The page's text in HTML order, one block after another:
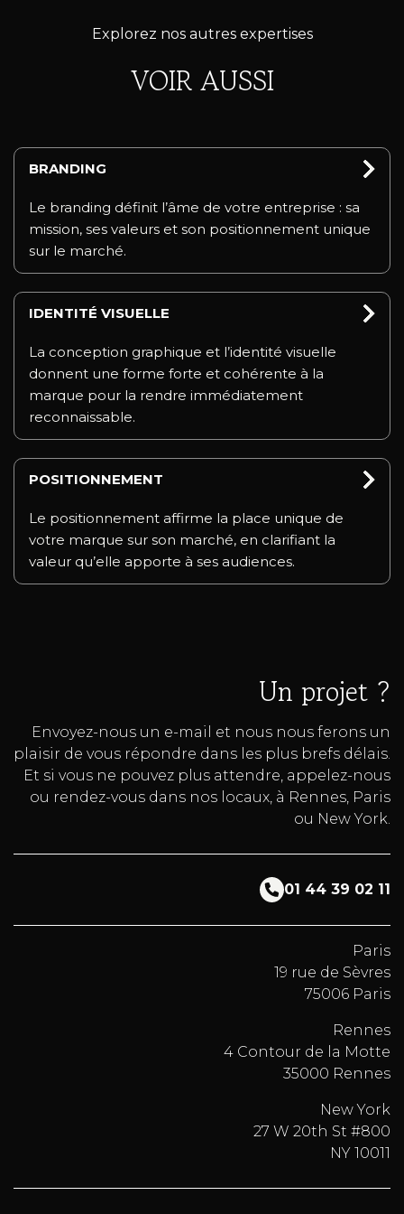
Explorez nos autres expertises
VOIR AUSSI
BRANDING
Le branding définit l’âme de votre entreprise : sa
mission, ses valeurs et son positionnement unique
sur le marché.
IDENTITÉ VISUELLE
La conception graphique et l’identité visuelle
donnent une forme forte et cohérente à la
marque pour la rendre immédiatement
reconnaissable.
POSITIONNEMENT
Le positionnement affirme la place unique de
votre marque sur son marché, en clarifiant la
valeur qu’elle apporte à ses audiences.
Un projet ?
Envoyez-nous un e-mail et nous nous ferons un
plaisir de vous répondre dans les plus brefs délais.
Et si vous ne pouvez plus attendre, appelez-nous
ou rendez-vous dans nos locaux, à Rennes, Paris
ou New York.
01 44 39 02 11
Paris
19 rue de Sèvres
75006 Paris
Rennes
4 Contour de la Motte
35000 Rennes
New York
27 W 20th St #800
NY 10011